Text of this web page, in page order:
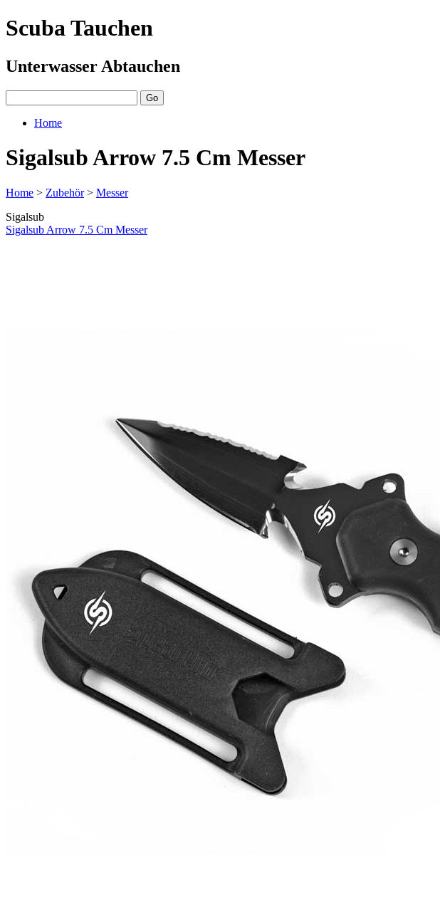
Scuba Tauchen
Unterwasser Abtauchen
Home
Sigalsub Arrow 7.5 Cm Messer
Home > Zubehör> Messer
Sigalsub
Sigalsub Arrow 7.5 Cm Messer